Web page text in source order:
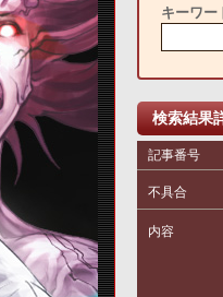
キーワー
検索結果
記事番号
不具合
内容